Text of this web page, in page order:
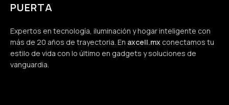
PUERTA
Expertos en tecnología, iluminación y hogar inteligente con
más de 20 años de trayectoria. En axcell.mx conectamos tu
estilo de vida con lo último en gadgets y soluciones de
vanguardia.